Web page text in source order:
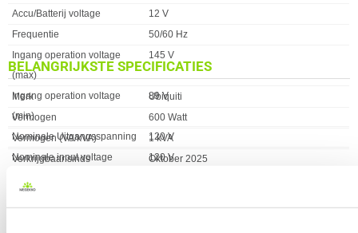
BELANGRIJKSTE SPECIFICATIES
Eigenschap Waarde
Merk
Ubiquiti
Vermogen
600 Watt
Vermogen (VA/kVA)
1 kVA
Verkrijgbaar sinds
Oktober 2025
EAN
Eigenschap Waarde
Accu/Batterij voltage
12 V
Frequentie
50/60 Hz
Ingang operation voltage
(max)
145 V
Ingang operation voltage
(min)
89 V
Nominale Uitgangsspanning
120 V
Nominale input voltage
120 V